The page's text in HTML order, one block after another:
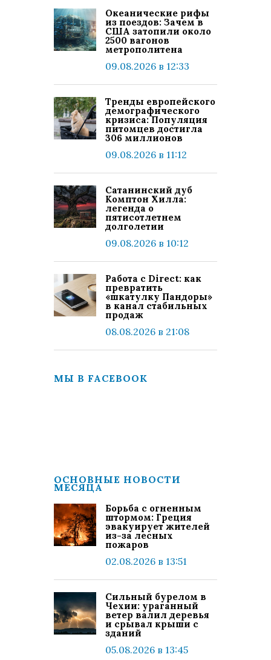
Океанические рифы
из поездов: Зачем в
США затопили около
2500 вагонов
метрополитена
09.08.2026 в 12:33
Тренды европейского
демографического
кризиса: Популяция
питомцев достигла
306 миллионов
09.08.2026 в 11:12
Сатанинский дуб
Комптон Хилла:
легенда о
пятисотлетнем
долголетии
09.08.2026 в 10:12
Работа с Direct: как
превратить
«шкатулку Пандоры»
в канал стабильных
продаж
08.08.2026 в 21:08
МЫ В FACEBOOK
ОСНОВНЫЕ НОВОСТИ
МЕСЯЦА
Борьба с огненным
штормом: Греция
эвакуирует жителей
из-за лесных
пожаров
02.08.2026 в 13:51
Сильный бурелом в
Чехии: ураганный
ветер валил деревья
и срывал крыши с
зданий
05.08.2026 в 13:45